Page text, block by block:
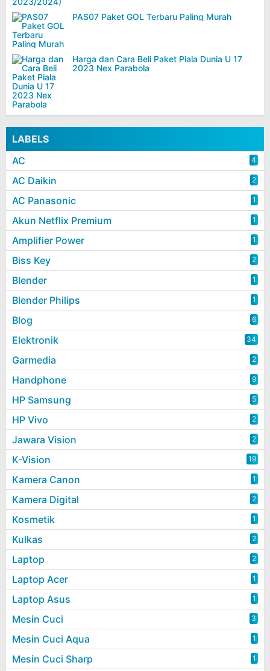
PAS07 Paket GOL Terbaru Paling Murah
Harga dan Cara Beli Paket Piala Dunia U 17
2023 Nex Parabola
LABELS
AC
4
AC Daikin 2
AC Panasonic 1
Akun Netflix Premium 1
Amplifier Power 1
Biss Key 2
Blender 1
Blender Philips 1
Blog 6
Elektronik 34
Garmedia 2
Handphone 9
HP Samsung 5
HP Vivo 2
Jawara Vision 2
K-Vision 19
Kamera Canon 1
Kamera Digital 2
Kosmetik 1
Kulkas 2
Laptop 2
Laptop Acer 1
Laptop Asus 1
Mesin Cuci 3
Mesin Cuci Aqua 1
Mesin Cuci Sharp 1